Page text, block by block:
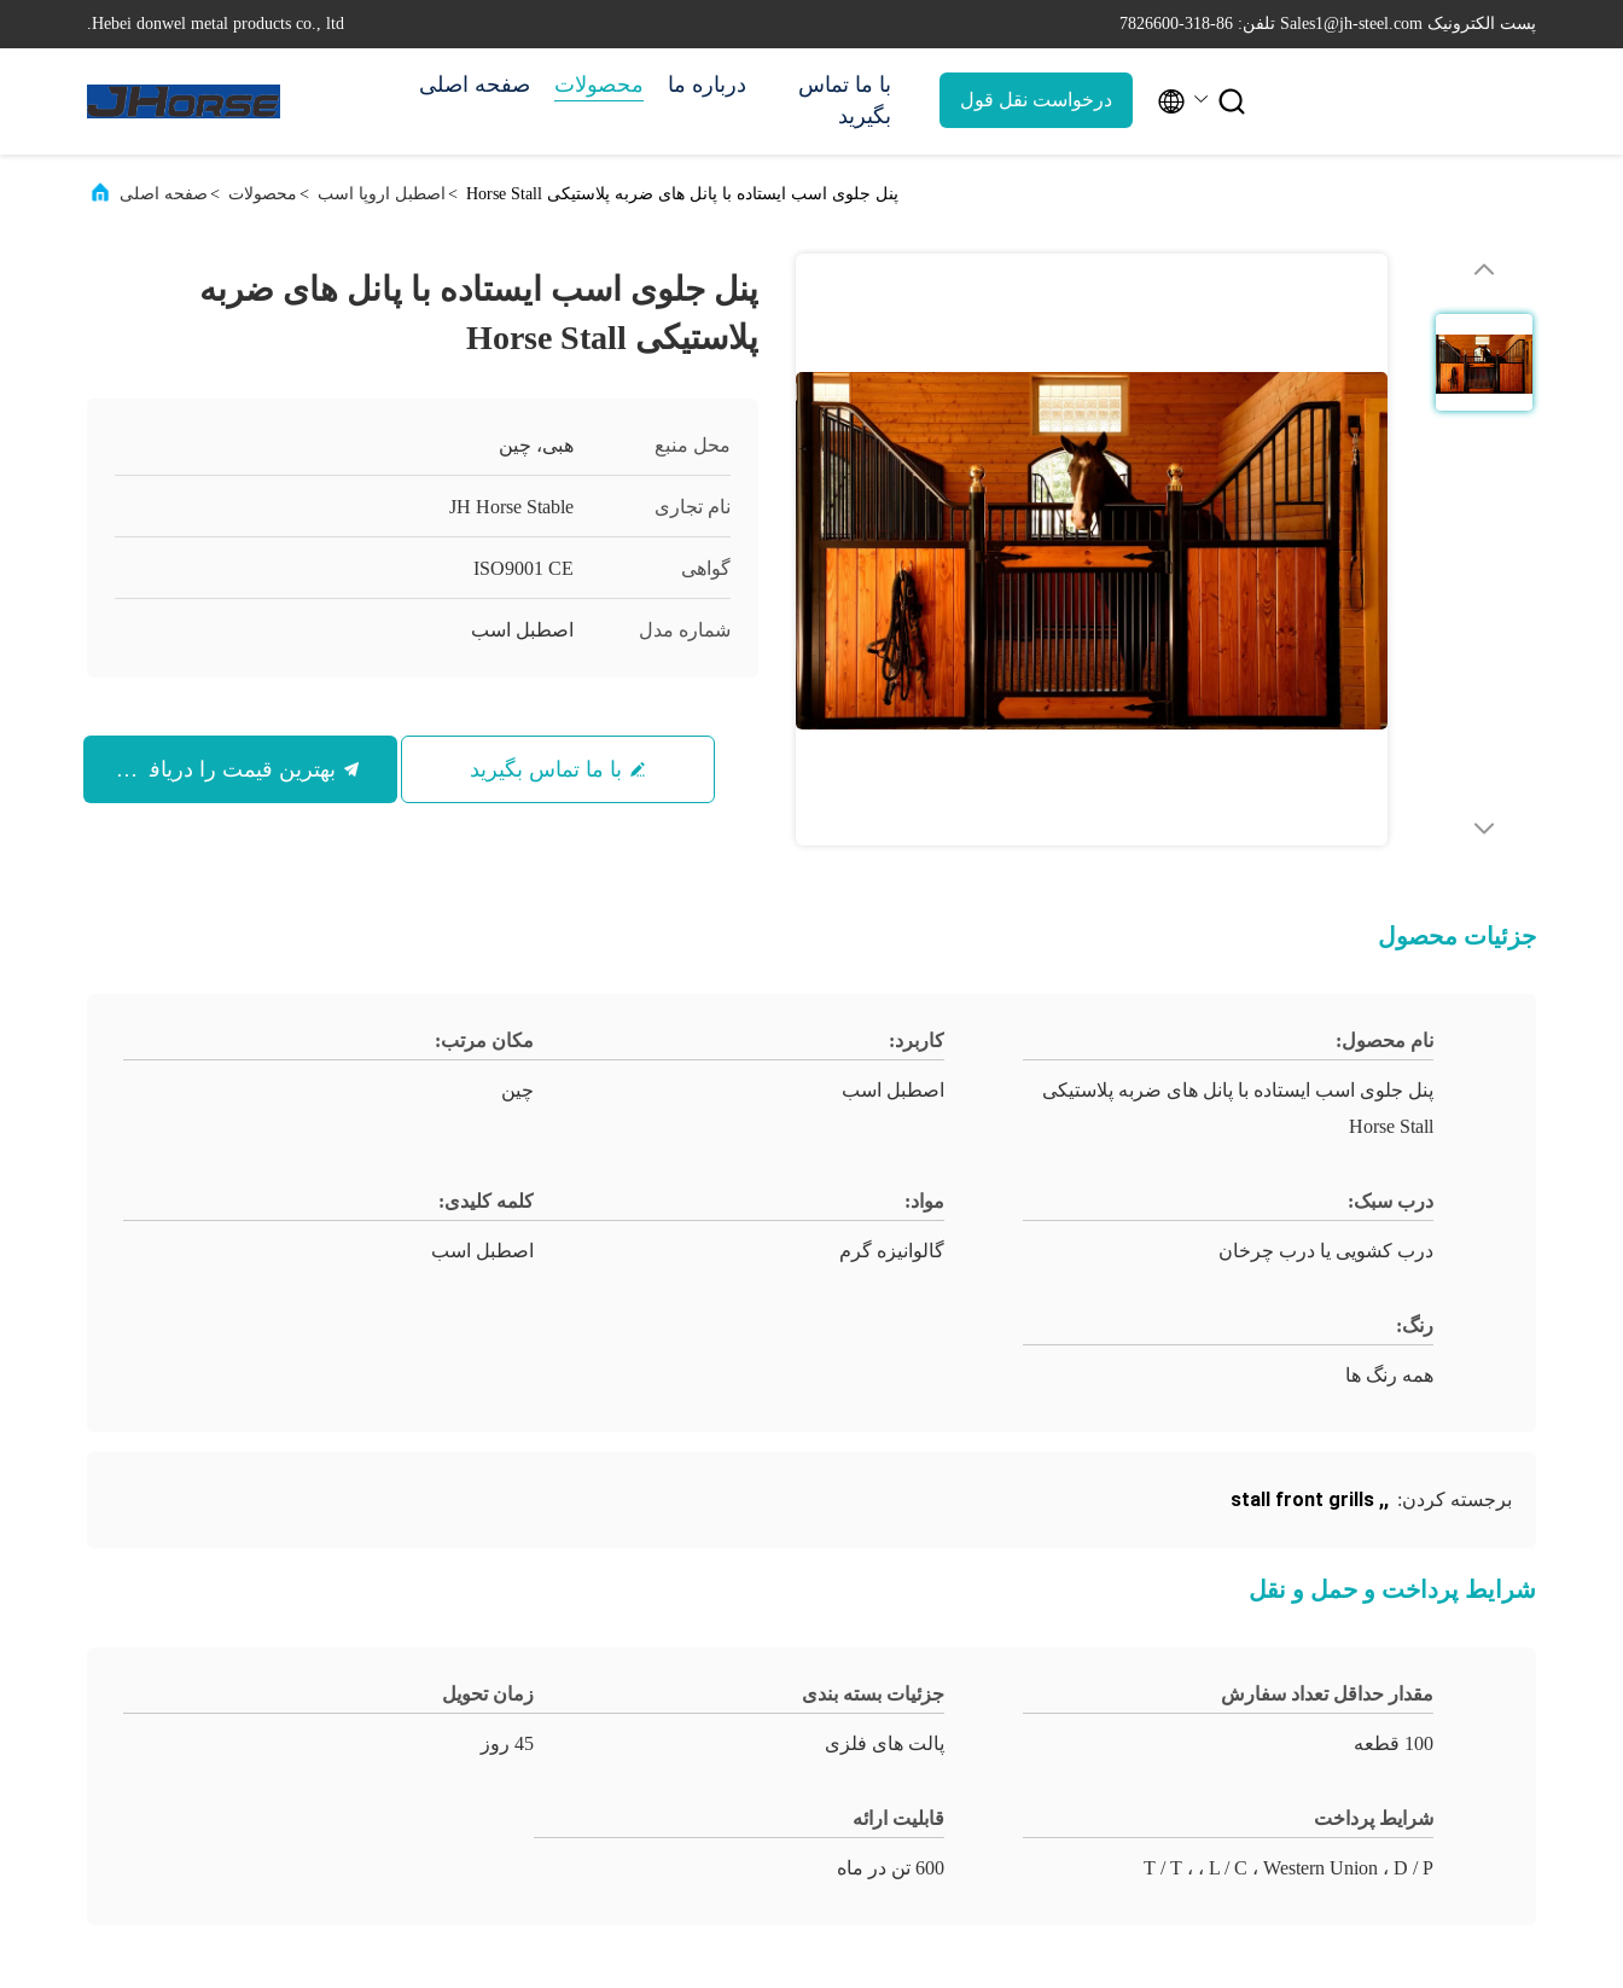
Hebei donwel metal products co., ltd. پست الکترونیک Sales1@jh-steel.com تلفن: 86-318-7826600
صفحه اصلی محصولات درباره ما
با ما تماس
بگیرید
درخواست نقل قول  
صفحه اصلی > محصولات > اصطبل اروپا اسب > پنل جلوی اسب ایستاده با پانل های ضربه پلاستیکی Horse Stall
پنل جلوی اسب ایستاده با پانل های ضربه
پلاستیکی Horse Stall
محل منبع هبی، چین
نام تجاری JH Horse Stable
گواهی ISO9001 CE
شماره مدل اصطبل اسب
با ما تماس بگیرید
جزئیات محصول
نام محصول:
پنل جلوی اسب ایستاده با پانل های ضربه پلاستیکی
Horse Stall
کاربرد:
اصطبل اسب
مکان مرتب:
چين
درب سبک:
درب کشویی یا درب چرخان
مواد:
گالوانیزه گرم
کلمه کلیدی:
اصطبل اسب
رنگ:
همه رنگ ها
برجسته کردن: ,
,
stall front grills
شرایط پرداخت و حمل و نقل
مقدار حداقل تعداد سفارش
100 قطعه
جزئیات بسته بندی
پالت های فلزی
زمان تحویل
45 روز
شرایط پرداخت
T / T ، ، L / C ، Western Union ، D / P
قابلیت ارائه
600 تن در ماه